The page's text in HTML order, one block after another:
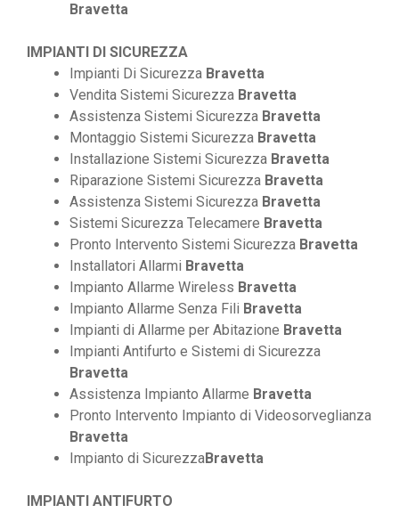
Bravetta
IMPIANTI DI SICUREZZA
Impianti Di Sicurezza Bravetta
Vendita Sistemi Sicurezza Bravetta
Assistenza Sistemi Sicurezza Bravetta
Montaggio Sistemi Sicurezza Bravetta
Installazione Sistemi Sicurezza Bravetta
Riparazione Sistemi Sicurezza Bravetta
Assistenza Sistemi Sicurezza Bravetta
Sistemi Sicurezza Telecamere Bravetta
Pronto Intervento Sistemi Sicurezza Bravetta
Installatori Allarmi Bravetta
Impianto Allarme Wireless Bravetta
Impianto Allarme Senza Fili Bravetta
Impianti di Allarme per Abitazione Bravetta
Impianti Antifurto e Sistemi di Sicurezza
Bravetta
Assistenza Impianto Allarme Bravetta
Pronto Intervento Impianto di Videosorveglianza
Bravetta
Impianto di SicurezzaBravetta
IMPIANTI ANTIFURTO